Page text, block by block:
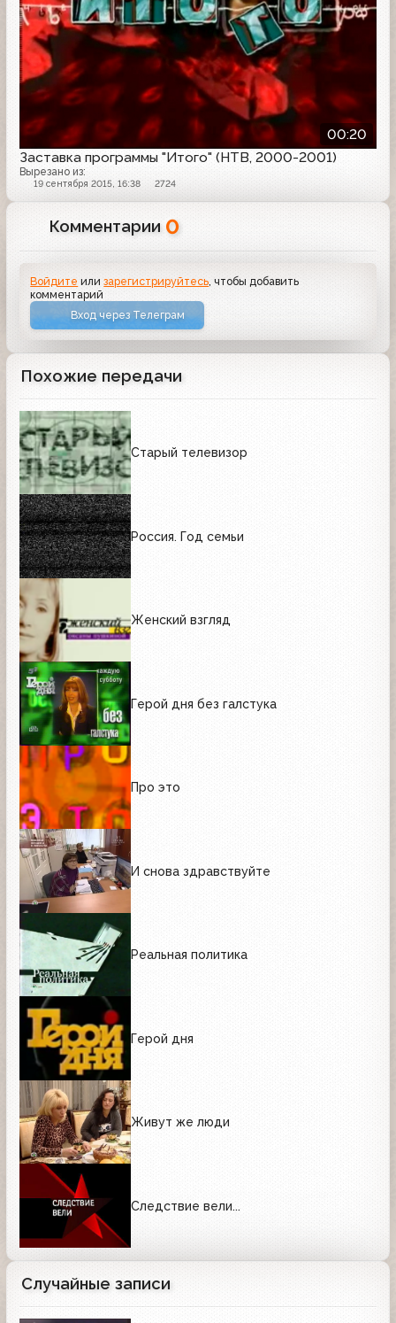
00:20
Заставка программы "Итого" (НТВ, 2000-2001)
Вырезано из:
19 сентября 2015, 16:38 2724
Комментарии 0
Войдите илизарегистрируйтесь , чтобы добавить
комментарий
Вход через Телеграм
Похожие передачи
Старый телевизор
Россия. Год семьи
Женский взгляд
Герой дня без галстука
Про это
И снова здравствуйте
Реальная политика
Герой дня
Живут же люди
Следствие вели...
Случайные записи